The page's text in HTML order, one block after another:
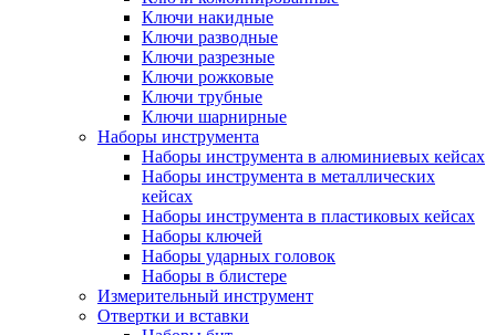
Ключи накидные
Ключи разводные
Ключи разрезные
Ключи рожковые
Ключи трубные
Ключи шарнирные
Наборы инструмента
Наборы инструмента в алюминиевых кейсах
Наборы инструмента в металлических
кейсах
Наборы инструмента в пластиковых кейсах
Наборы ключей
Наборы ударных головок
Наборы в блистере
Измерительный инструмент
Отвертки и вставки